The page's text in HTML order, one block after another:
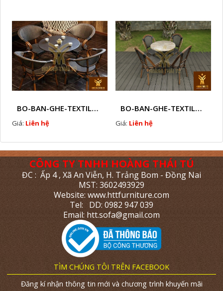
BO-BAN-GHE-TEXTILENE-NGOAI-TROI-HTTBC3
Giá: Liên hệ
BO-BAN-GHE-TEXTILENE-NGOAI-TROI-HTTBC4
Giá: Liên hệ
CÔNG TY TNHH HOÀNG THÁI TÚ
ĐC : Ấp 4 , Xã An Viễn, H. Trảng Bom - Đồng Nai
MST: 3602493929
Website: www.httfurniture.com
Tel: DD: 0982 947 039
Email: htt.sofa@gmail.com
TÌM CHÚNG TÔI TRÊN FACEBOOK
Đăng kí nhận thông tin mới và chương trình khuyến mãi